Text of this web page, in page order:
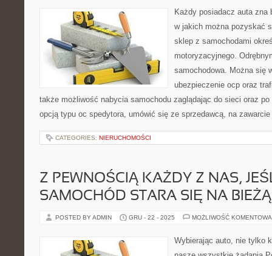
Każdy posiadacz auta zna
w jakich można pozyskać
sklep z samochodami
motoryzacyjnego.
samochodowa. Można się
ubezpieczenie ocp oraz
także możliwość nabycia samochodu zaglądając do sieci oraz
opcją typu oc spedytora, umówić się ze sprzedawcą, na
CATEGORIES: NIERUCHOMOŚCI
Z PEWNOŚCIĄ KAŻDY Z NAS,
SAMOCHÓD STARA SIĘ NA
POSTED BY ADMIN GRU - 22 - 2025 MOŻLIWOŚĆ
Wybierając auto, nie tylko